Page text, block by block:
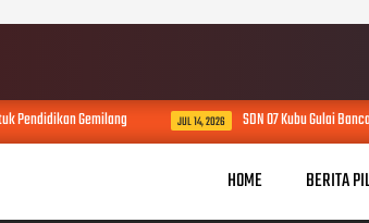
JUL 14, 2026 SDN 07 Kubu Gulai Bancah Bukittinggi
HOME BERITA